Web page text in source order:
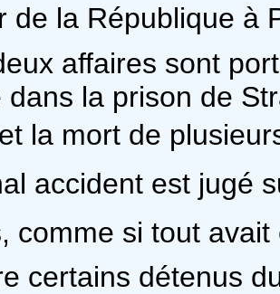
de la République à
affaires sont
dans la prison de
la mort de
accident est jugé
comme si tout avait
certains détenus